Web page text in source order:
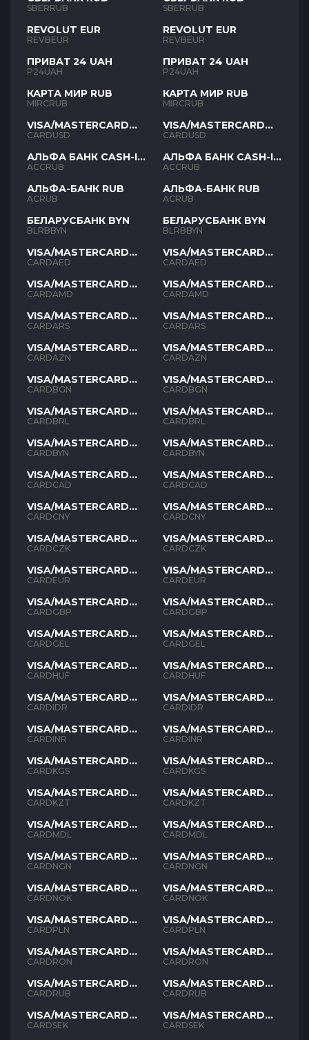
SBERRUB
REVOLUT EUR
REVBEUR
ПРИВАТ 24 UAH
P24UAH
КАРТА МИР RUB
MIRCRUB
VISA/MASTERCARD
USD
CARDUSD
АЛЬФА БАНК CASH-IN
RUB
ACCRUB
АЛЬФА-БАНК RUB
ACRUB
БЕЛАРУСБАНК BYN
BLRBBYN
VISA/MASTERCARD
AED
CARDAED
VISA/MASTERCARD
AMD
CARDAMD
VISA/MASTERCARD
ARS
CARDARS
VISA/MASTERCARD
AZN
CARDAZN
VISA/MASTERCARD
BGN
CARDBGN
VISA/MASTERCARD
BRL
CARDBRL
VISA/MASTERCARD
BYN
CARDBYN
VISA/MASTERCARD
CAD
CARDCAD
VISA/MASTERCARD
CNY
CARDCNY
VISA/MASTERCARD
CZK
CARDCZK
VISA/MASTERCARD
EUR
CARDEUR
VISA/MASTERCARD
GBP
CARDGBP
VISA/MASTERCARD
GEL
CARDGEL
VISA/MASTERCARD
HUF
CARDHUF
VISA/MASTERCARD
IDR
CARDIDR
VISA/MASTERCARD
INR
CARDINR
VISA/MASTERCARD
KGS
CARDKGS
VISA/MASTERCARD
KZT
CARDKZT
VISA/MASTERCARD
MDL
CARDMDL
VISA/MASTERCARD
NGN
CARDNGN
VISA/MASTERCARD
NOK
CARDNOK
VISA/MASTERCARD
PLN
CARDPLN
VISA/MASTERCARD
RON
CARDRON
VISA/MASTERCARD
RUB
CARDRUB
VISA/MASTERCARD
SEK
CARDSEK
SBERRUB
REVOLUT EUR
REVBEUR
ПРИВАТ 24 UAH
P24UAH
КАРТА МИР RUB
MIRCRUB
VISA/MASTERCARD
USD
CARDUSD
АЛЬФА БАНК CASH-IN
RUB
ACCRUB
АЛЬФА-БАНК RUB
ACRUB
БЕЛАРУСБАНК BYN
BLRBBYN
VISA/MASTERCARD
AED
CARDAED
VISA/MASTERCARD
AMD
CARDAMD
VISA/MASTERCARD
ARS
CARDARS
VISA/MASTERCARD
AZN
CARDAZN
VISA/MASTERCARD
BGN
CARDBGN
VISA/MASTERCARD
BRL
CARDBRL
VISA/MASTERCARD
BYN
CARDBYN
VISA/MASTERCARD
CAD
CARDCAD
VISA/MASTERCARD
CNY
CARDCNY
VISA/MASTERCARD
CZK
CARDCZK
VISA/MASTERCARD
EUR
CARDEUR
VISA/MASTERCARD
GBP
CARDGBP
VISA/MASTERCARD
GEL
CARDGEL
VISA/MASTERCARD
HUF
CARDHUF
VISA/MASTERCARD
IDR
CARDIDR
VISA/MASTERCARD
INR
CARDINR
VISA/MASTERCARD
KGS
CARDKGS
VISA/MASTERCARD
KZT
CARDKZT
VISA/MASTERCARD
MDL
CARDMDL
VISA/MASTERCARD
NGN
CARDNGN
VISA/MASTERCARD
NOK
CARDNOK
VISA/MASTERCARD
PLN
CARDPLN
VISA/MASTERCARD
RON
CARDRON
VISA/MASTERCARD
RUB
CARDRUB
VISA/MASTERCARD
SEK
CARDSEK